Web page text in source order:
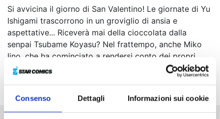
Consenso Dettagli Informazioni sui cookie
Si avvicina il giorno di San Valentino! Le giornate di Yu
Ishigami trascorrono in un groviglio di ansia e
aspettative... Riceverà mai della cioccolata dalla
senpai Tsubame Koyasu? Nel frattempo, anche Miko
Iino, che ha cominciato a rendersi conto dei propri
sentimenti, si tormenta in preda al dubbio su come